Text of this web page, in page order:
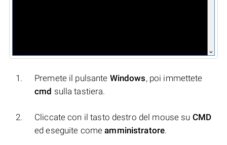
Premete il pulsante Windows, poi immettete
cmd sulla tastiera.
Cliccate con il tasto destro del mouse su CMD
ed eseguite comeamministratore.